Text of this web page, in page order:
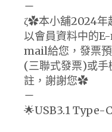
－
ζ✿本小舖2024年
以會員資料中的
mail給您，發票
(三聯式發票)或手
註，謝謝您✿
－
🌟USB3.1 Type-